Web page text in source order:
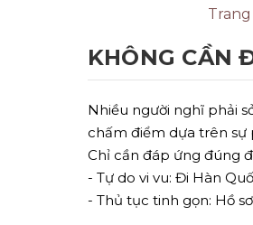
KHÔNG CẦN
Nhiều người nghĩ phải
chấm điểm dựa trên sự
Chỉ cần đáp ứng đúng
- Tự do vi vu: Đi Hàn
- Thủ tục tinh gọn: Hồ